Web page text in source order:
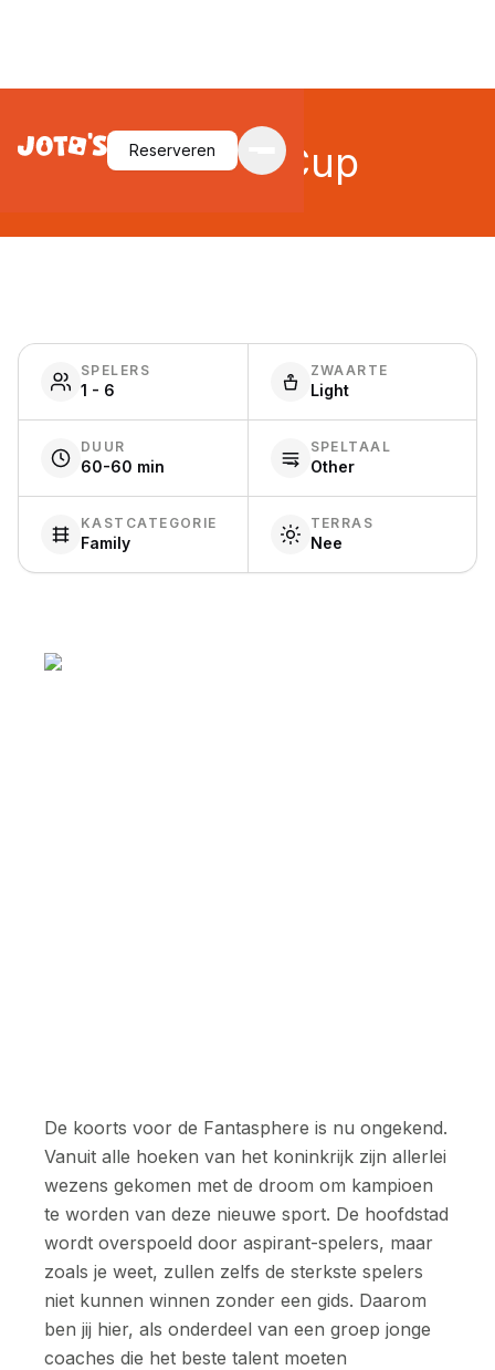
Reserveren
Golden Cup
SPELERS
1 - 6
ZWAARTE
Light
DUUR
60-60 min
SPELTAAL
Other
KASTCATEGORIE
Family
TERRAS
Nee
De koorts voor de Fantasphere is nu ongekend.
Vanuit alle hoeken van het koninkrijk zijn allerlei
wezens gekomen met de droom om kampioen
te worden van deze nieuwe sport. De hoofdstad
wordt overspoeld door aspirant-spelers, maar
zoals je weet, zullen zelfs de sterkste spelers
niet kunnen winnen zonder een gids. Daarom
ben jij hier, als onderdeel van een groep jonge
coaches die het beste talent moeten